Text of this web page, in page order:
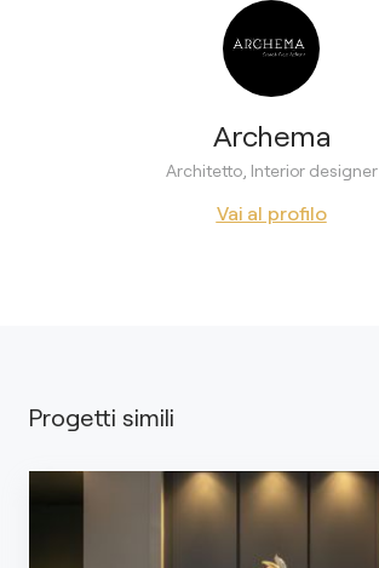
Archema
Architetto, Interior designer
Vai al profilo
Progetti simili